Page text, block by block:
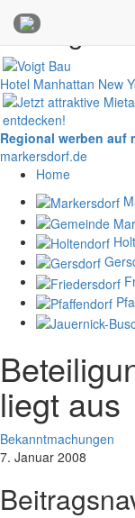
Anzeigen
Hotel Manhattan New
Regional werben auf
markersdorf.de
Home
liegt aus
Bekanntmachungen
7. Januar 2008